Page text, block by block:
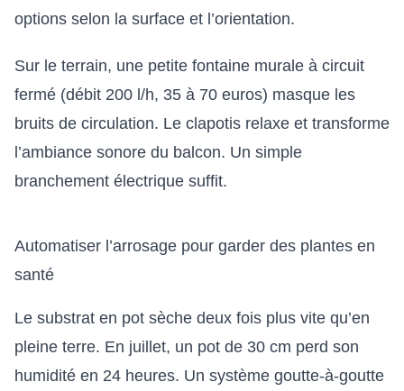
options selon la surface et l’orientation.
Sur le terrain, une petite fontaine murale à circuit
fermé (débit 200 l/h, 35 à 70 euros) masque les
bruits de circulation. Le clapotis relaxe et transforme
l’ambiance sonore du balcon. Un simple
branchement électrique suffit.
Automatiser l’arrosage pour garder des plantes en
santé
Le substrat en pot sèche deux fois plus vite qu’en
pleine terre. En juillet, un pot de 30 cm perd son
humidité en 24 heures. Un système goutte-à-goutte